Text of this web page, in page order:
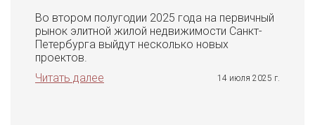
Во втором полугодии 2025 года на первичный
рынок элитной жилой недвижимости Санкт-
Петербурга выйдут несколько новых
проектов.
Читать далее
14 июля 2025 г.